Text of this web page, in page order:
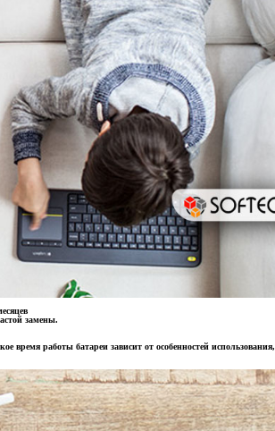
замены.
время работы батареи зависит от особенностей использования,